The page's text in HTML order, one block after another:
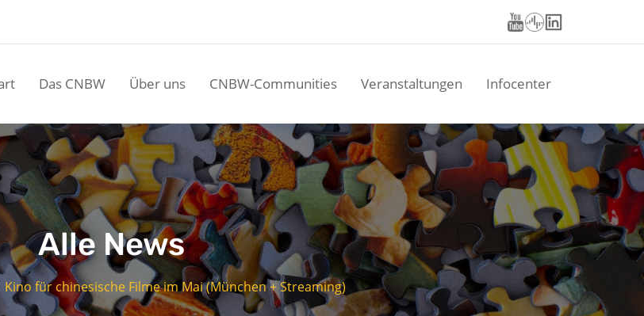
Das CNBW Über uns CNBW-Communities Veranstaltungen Infocenter
Alle News
Kino für chinesische Filme im Mai (München + Streaming)